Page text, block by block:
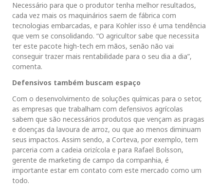
Necessário para que o produtor tenha melhor resultados,
cada vez mais os maquinários saem de fábrica com
tecnologias embarcadas, e para Kohler isso é uma tendência
que vem se consolidando. “O agricultor sabe que necessita
ter este pacote high-tech em mãos, senão não vai
conseguir trazer mais rentabilidade para o seu dia a dia”,
comenta.
Defensivos também buscam espaço
Com o desenvolvimento de soluções químicas para o setor,
as empresas que trabalham com defensivos agrícolas
sabem que são necessários produtos que vençam as pragas
e doenças da lavoura de arroz, ou que ao menos diminuam
seus impactos. Assim sendo, a Corteva, por exemplo, tem
parceria com a cadeia orizícola e para Rafael Bolsson,
gerente de marketing de campo da companhia, é
importante estar em contato com este mercado como um
todo.